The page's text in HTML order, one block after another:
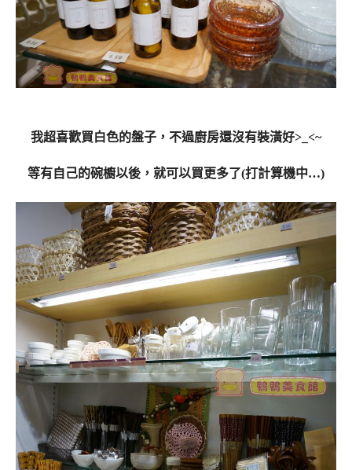
我超喜歡買白色的盤子，不過廚房還沒有裝潢好>_<~
等有自己的碗櫥以後，就可以買更多了(打計算機中…)